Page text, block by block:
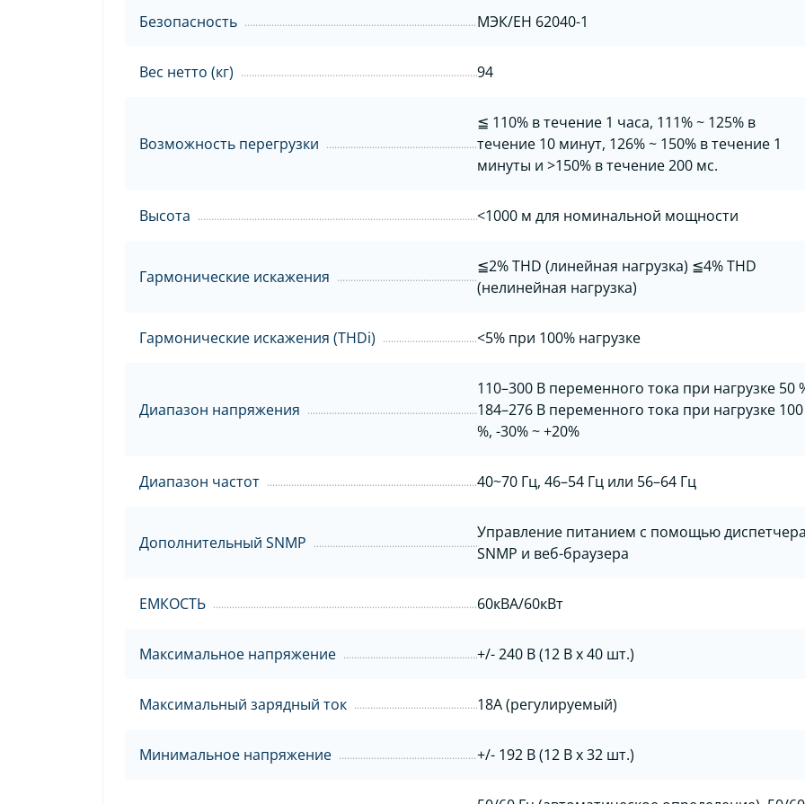
Безопасность МЭК/ЕН 62040-1
Вес нетто (кг) 94
Возможность перегрузки
≦ 110% в течение 1 часа, 111% ~ 125% в
течение 10 минут, 126% ~ 150% в течение 1
минуты и >150% в течение 200 мс.
Высота <1000 м для номинальной мощности
Гармонические искажения
≦2% THD (линейная нагрузка) ≦4% THD
(нелинейная нагрузка)
Гармонические искажения (THDi) <5% при 100% нагрузке
Диапазон напряжения
110–300 В переменного тока при нагрузке 50
184–276 В переменного тока при нагрузке 100
%, -30% ~ +20%
Диапазон частот 40~70 Гц, 46–54 Гц или 56–64 Гц
Дополнительный SNMP
Управление питанием с помощью
SNMP и веб-браузера
ЕМКОСТЬ 60кВА/60кВт
Максимальное напряжение +/- 240 В (12 В х 40 шт.)
Максимальный зарядный ток 18А (регулируемый)
Минимальное напряжение +/- 192 В (12 В х 32 шт.)